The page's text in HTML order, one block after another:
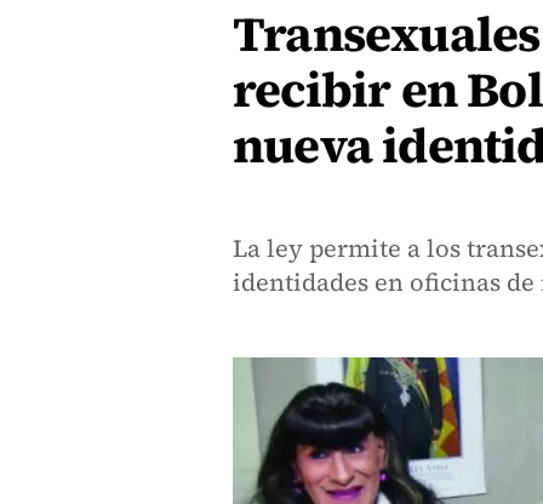
recibir en
nueva
La ley permite a los
identidades en oficinas